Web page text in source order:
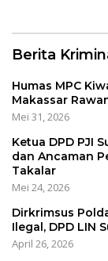
Berita
Humas MPC
Makassar
Mei 31, 2026
Ketua DPD PJI
dan Ancaman
Takalar
Mei 24, 2026
Dirkrimsus
Ilegal, DPD LIN
April 26, 2026